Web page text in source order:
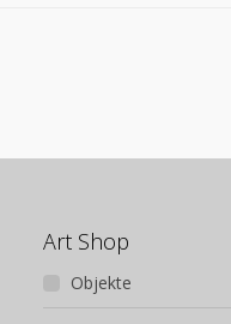
Art Shop
Objekte